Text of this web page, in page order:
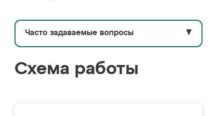
Часто задаваемые вопросы ▼
Схема работы